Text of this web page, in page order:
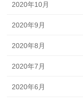
2020年10月
2020年9月
2020年8月
2020年7月
2020年6月